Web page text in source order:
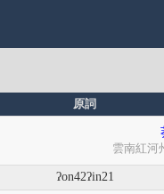
原詞
雲南紅河
ʔon42ʔin21